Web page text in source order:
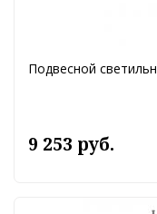
Подвесной
9 253 руб.